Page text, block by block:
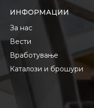
ИНФОРМАЦИИ
За нас
Вести
Вработување
Каталози и брошури